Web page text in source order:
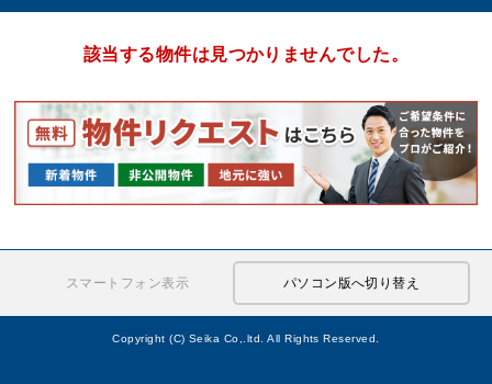
該当する物件は見つかりませんでした。
スマートフォン表示 パソコン版へ切り替え
Copyright (C) Seika Co,.ltd. All Rights Reserved.